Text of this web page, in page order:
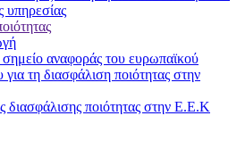
υπηρεσίας
σημείο αναφοράς του ευρωπαϊκού
για τη διασφάλιση ποιότητας στην
διασφάλισης ποιότητας στην Ε.Ε.Κ